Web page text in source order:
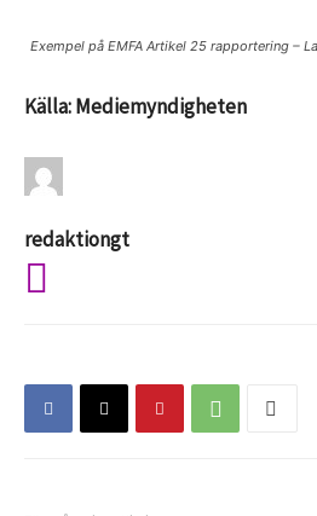
Exempel på EMFA Artikel 25 rapportering –
Källa: Mediemyndigheten
redaktiongt